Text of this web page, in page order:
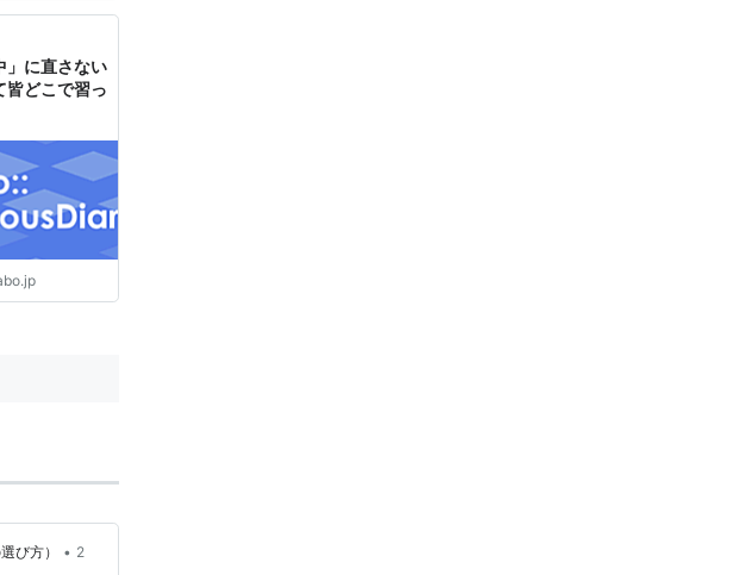
」に直さない
皆どこで習っ
び方） • 2